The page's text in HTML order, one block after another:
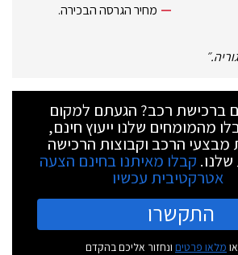
מחיר הגרסה הבכירה.
״
ברכישת רכב? הגעתם למקום
מהמומחים שלנו ייעוץ חינם,
מבצעי הרכב וקבוצות הרכישה
שלנו. קבלו מאיתנו בחינם הצעה
אטרקטיבית עכשיו
התקשרו
מלאו פרטים ונחזור אליכם בהקדם